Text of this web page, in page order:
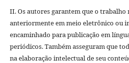
II. Os autores garantem que o trabalho
anteriormente em meio eletrônico ou
encaminhado para publicação em
periódicos. Também asseguram que
na elaboração intelectual de seu